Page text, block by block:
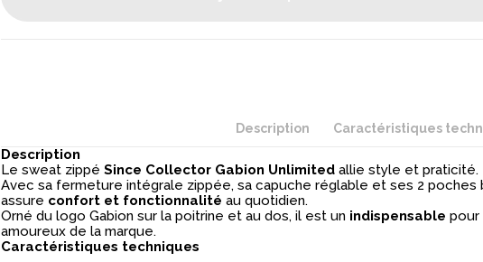
Description Caractéristiques
Description
Le sweat zippé Since Collector Gabion Unlimitedallie style et praticité.
Avec sa fermeture intégrale zippée, sa capuche réglable et ses 2 poches
assure confort et fonctionnalité au quotidien.
Orné du logo Gabion sur la poitrine et au dos, il est un indispensable pour
amoureux de la marque.
Caractéristiques techniques